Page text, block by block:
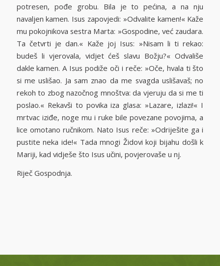
potresen, pođe grobu. Bila je to pećina, a na nju
navaljen kamen. Isus zapovjedi: »Odvalite kamen!« Kaže
mu pokojnikova sestra Marta: »Gospodine, već zaudara.
Ta četvrti je dan.« Kaže joj Isus: »Nisam li ti rekao:
budeš li vjerovala, vidjet ćeš slavu Božju?« Odvališe
dakle kamen. A Isus podiže oči i reče: »Oče, hvala ti što
si me uslišao. Ja sam znao da me svagda uslišavaš; no
rekoh to zbog nazočnog mnoštva: da vjeruju da si me ti
poslao.« Rekavši to povika iza glasa: »Lazare, izlazi!« I
mrtvac iziđe, noge mu i ruke bile povezane povojima, a
lice omotano ručnikom. Nato Isus reče: »Odriješite ga i
pustite neka ide!« Tada mnogi Židovi koji bijahu došli k
Mariji, kad vidješe što Isus učini, povjerovaše u nj.
Riječ Gospodnja.